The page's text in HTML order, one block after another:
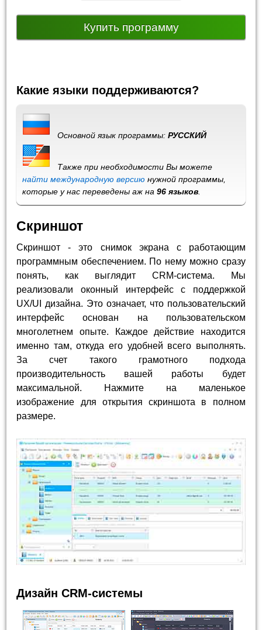
Купить программу
Какие языки поддерживаются?
Основной язык программы:РУССКИЙ
Также при необходимости Вы можете
найти международную версию нужной программы,
которые у нас переведены аж на96 языков
Скриншот
Скриншот - это снимок экрана с работающим
программным обеспечением. По нему можно сразу
понять, как выглядит CRM-система. Мы
реализовали оконный интерфейс с поддержкой
UX/UI дизайна. Это означает, что пользовательский
интерфейс основан на пользовательском
многолетнем опыте. Каждое действие находится
именно там, откуда его удобней всего выполнять.
За счет такого грамотного подхода
производительность вашей работы будет
максимальной. Нажмите на маленькое
изображение для открытия скриншота в полном
размере.
Дизайн CRM-системы